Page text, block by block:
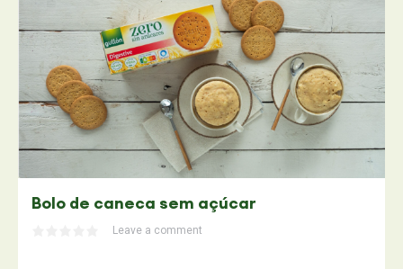
Bolo de caneca sem açúcar
Leave a comment